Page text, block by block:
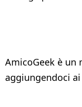
AmicoGeek è un
aggiungendoci